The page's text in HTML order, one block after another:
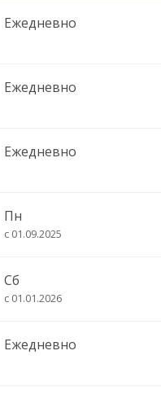
Ежедневно
Ежедневно
Ежедневно
Пн
с 01.09.2025
Сб
с 01.01.2026
Ежедневно